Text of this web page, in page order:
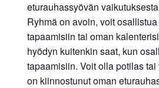
eturauhassyövän
Ryhmä on avoin, voit
tapaamisiin tai oman
hyödyn kuitenkin saat, kun
tapaamisiin. Voit olla potilas
on kiinnostunut oman